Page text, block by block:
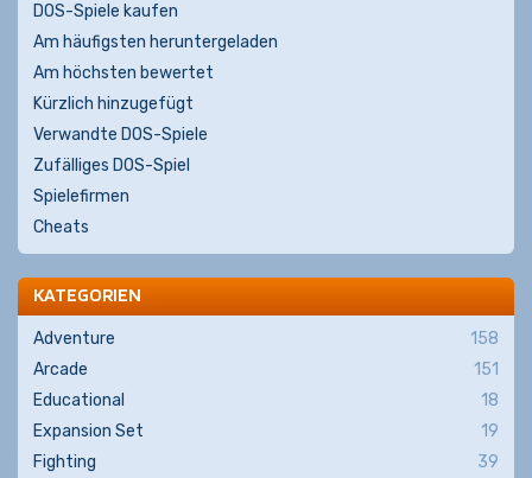
DOS-Spiele kaufen
Am häufigsten heruntergeladen
Am höchsten bewertet
Kürzlich hinzugefügt
Verwandte DOS-Spiele
Zufälliges DOS-Spiel
Spielefirmen
Cheats
KATEGORIEN
Adventure
158
Arcade
151
Educational
18
Expansion Set
19
Fighting
39